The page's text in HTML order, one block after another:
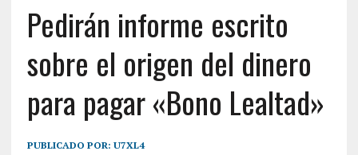
Pedirán informe escrito
sobre el origen del dinero
para pagar «Bono Lealtad»
PUBLICADO POR: U7XL4